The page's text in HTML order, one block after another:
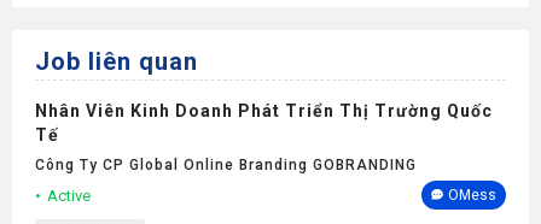
Job liên quan
Nhân Viên Kinh Doanh Phát Triển Thị Trường Quốc
Tế
Công Ty CP Global Online Branding GOBRANDING
Active OMess